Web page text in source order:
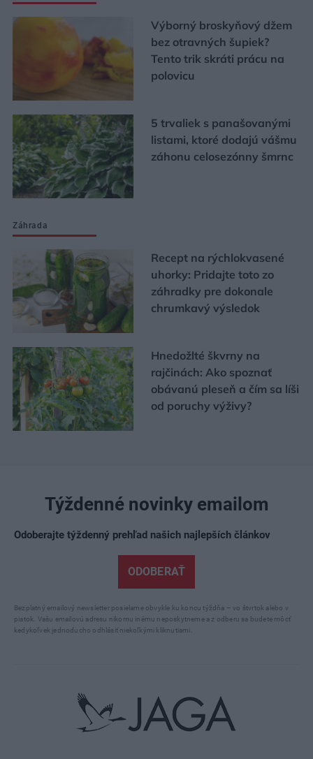
Výborný broskyňový džem
bez otravných šupiek?
Tento trik skráti prácu na
polovicu
5 trvaliek s panašovanými
listami, ktoré dodajú vášmu
záhonu celosezónny šmrnc
Záhrada
Recept na rýchlokvasené
uhorky: Pridajte toto zo
záhradky pre dokonale
chrumkavý výsledok
Hnedožlté škvrny na
rajčinách: Ako spoznať
obávanú pleseň a čím sa líši
od poruchy výživy?
Týždenné novinky emailom
Odoberajte týždenný prehľad našich najlepších článkov
ODOBERAŤ
Bezplatný emailový newsletter posielame obvykle ku koncu týždňa – vo štvrtok alebo v
piatok. Vašu emailovú adresu nikomu inému neposkytneme a z odberu sa budete môcť
kedykoľvek jednoducho odhlásiť niekoľkými kliknutiami.